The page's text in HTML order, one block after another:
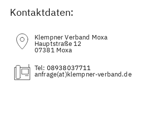
Kontaktdaten:
Klempner Verband Moxa
Hauptstraße 12
07381 Moxa
Tel: 08938037711
(at)